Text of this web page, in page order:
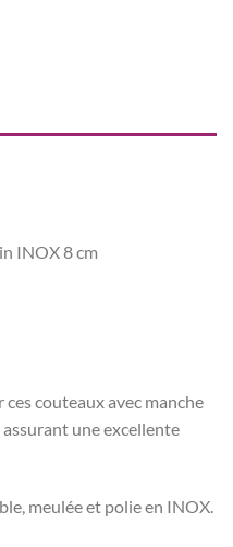
INOX 8 cm
couteaux avec manche
une excellente
meulée et polie en INOX.